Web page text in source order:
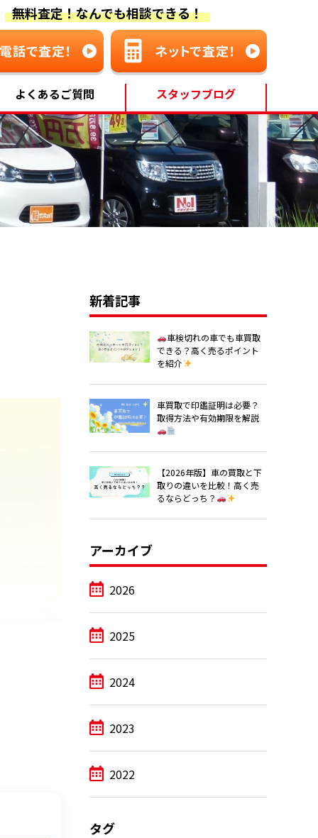
無料査定！なんでも相談できる！
よくあるご質問 スタッフブログ
新着記事
車検切れの車でも車買取
できる？高く売るポイント
を紹介
車買取で印鑑証明は必要？
取得方法や有効期限を解説
【2026年版】車の買取と下
取りの違いを比較！高く売
るならどっち？
アーカイブ
2026
2025
2024
2023
2022
タグ